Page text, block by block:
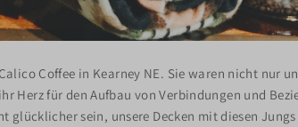
Coffee in Kearney NE. Sie waren nicht nur
Herz für den Aufbau von Verbindungen und
sein, unsere Decken mit diesen Jungs